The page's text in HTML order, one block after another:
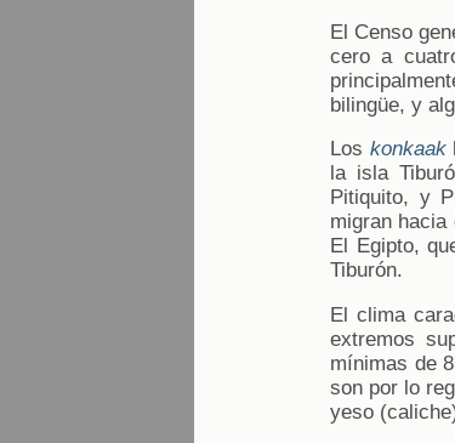
El Censo
cero a
bilingüe, y
Los konkaak
la isla
Pitiquito, y
migran
El Egipto,
Tiburón.
El clima
extremos
mínimas de
son por lo
yeso